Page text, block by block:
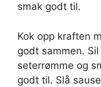
smak godt til.
Kok opp kraften
godt sammen.
seterrømme og
godt til. Slå